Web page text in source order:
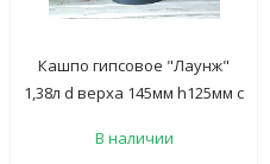
Кашпо гипсовое "Лаунж"
1,38л d верха 145мм h125мм с
("VipSet") *1/3
В наличии